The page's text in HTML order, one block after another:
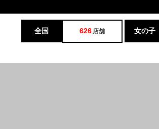
全国 626 店舗 女の子